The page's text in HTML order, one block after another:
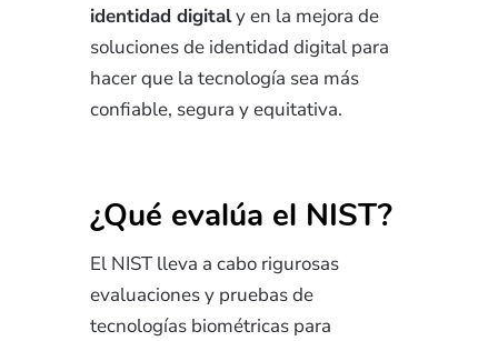
identidad digitaly en la mejora de
soluciones de identidad digital para
hacer que la tecnología sea más
confiable, segura y equitativa.
¿Qué evalúa el NIST?
El NIST lleva a cabo rigurosas
evaluaciones y pruebas de
tecnologías biométricas para